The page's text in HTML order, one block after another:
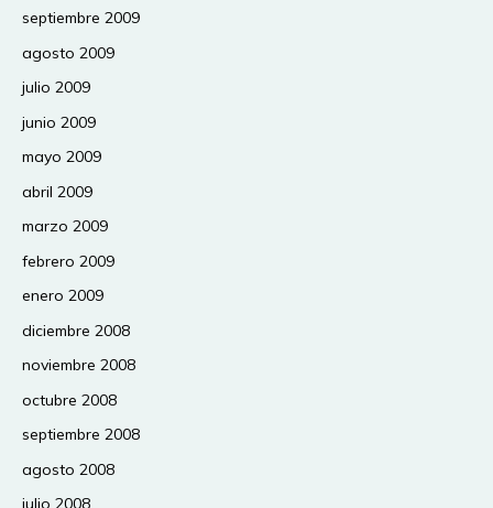
septiembre 2009
agosto 2009
julio 2009
junio 2009
mayo 2009
abril 2009
marzo 2009
febrero 2009
enero 2009
diciembre 2008
noviembre 2008
octubre 2008
septiembre 2008
agosto 2008
julio 2008